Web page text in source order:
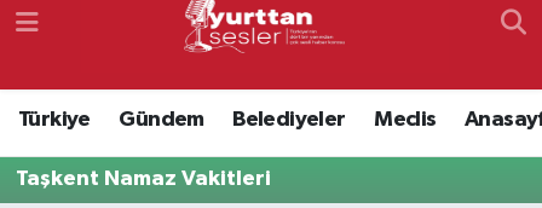
Türkiye Gündem Belediyeler Meclis
Taşkent Namaz Vakitleri
Namaz Vakitleri
Süper Lig Puan Durumu ve Fikstür